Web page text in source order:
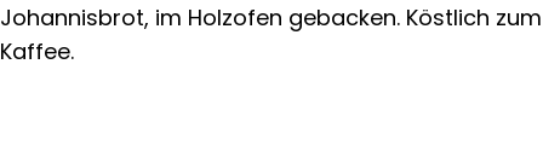
Johannisbrot, im Holzofen gebacken. Köstlich zum
Kaffee.